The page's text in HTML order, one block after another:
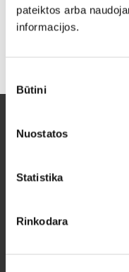
pateiktos arba
informacijos.
pasirinkimas
Būtini
Nuostatos
Statistika
Rinkodara
Produktų nerasta.
Garantija / Grąžinimas